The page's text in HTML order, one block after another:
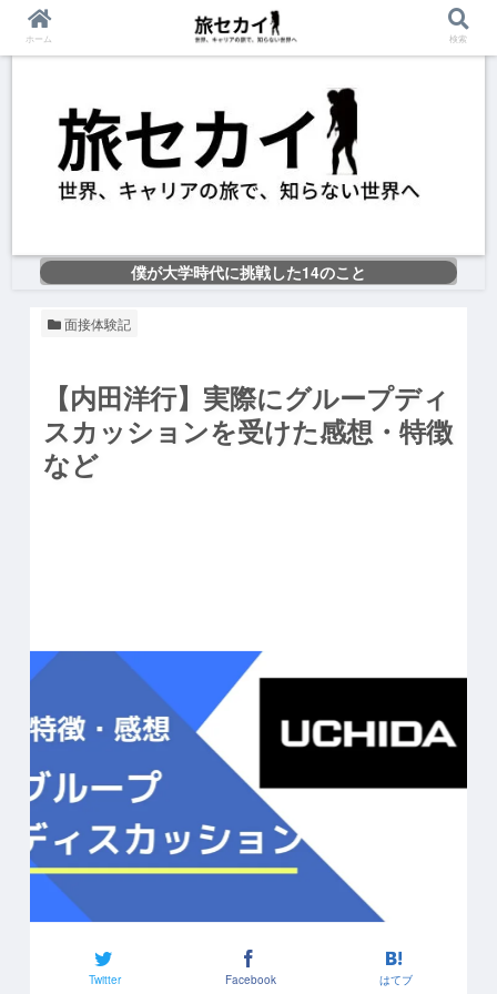
僕が大学時代に挑戦した14のこと
面接体験記
【内田洋行】実際にグループディ
スカッションを受けた感想・特徴
など
Twitter Facebook はてブ
ホーム 検索